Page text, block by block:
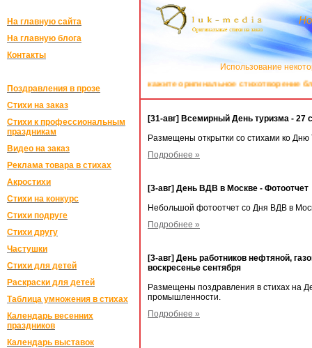
На главную сайта
На главную блога
Контакты
Поздравления в прозе
Стихи на заказ
Стихи к профессиональным
праздникам
Видео на заказ
Реклама товара в стихах
Акростихи
Стихи на конкурс
Стихи подруге
Стихи другу
Частушки
Стихи для детей
Раскраски для детей
Таблица умножения в стихах
Календарь весенних
праздников
Календарь выставок
Использование
Закажите оригинальное стихотворение
[31-авг] Всемирный День туризма - 27
Размещены открытки со стихами ко Дню
Подробнее »
[3-авг] День ВДВ в Москве - Фотоотчет
Небольшой фотоотчет со Дня ВДВ в
Подробнее »
[3-авг] День работников нефтяной,
воскресенье сентября
Размещены поздравления в стихах на
промышленности.
Подробнее »